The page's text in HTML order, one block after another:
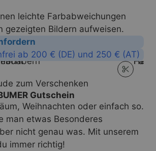
leichte Farbabweichungen
gezeigten Bildern aufweisen.
ab 200 € (DE) und 250 € (AT)
Fair
zum Verschenken
Gutschein
Weihnachten oder einfach so.
man etwas Besonderes
nicht genau was. Mit unserem
immer richtig!